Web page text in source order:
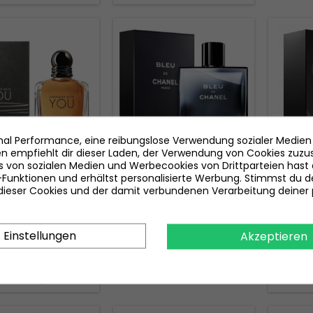
ARMANI
ARMANI
WITH YOU EAU
100 ML
Preis
98,10 €
CHANEL BLEU DE CHANEL
EAU DE PARFUM 100 ML
MARKE:
YVES
Performance, eine reibungslose Verwendung sozialer
empfiehlt dir dieser Laden, der Verwendung von Cookies
von sozialen Medien und Werbecookies von Drittparteien
und erhältst personalisierte Werbung. Stimmst du
Cookies und der damit verbundenen Verarbeitung deiner
Einstellungen Akzeptieren